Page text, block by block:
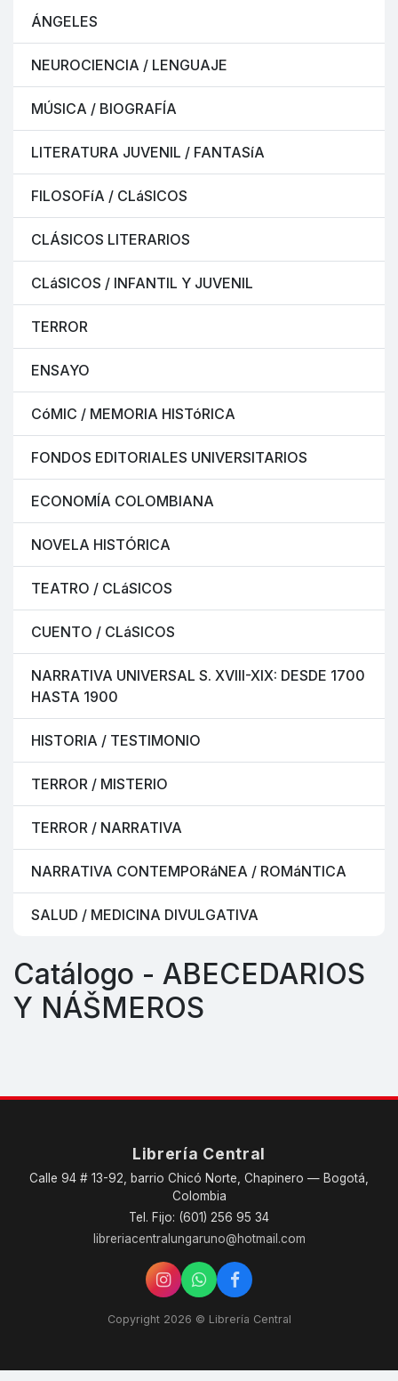
ÁNGELES
NEUROCIENCIA / LENGUAJE
MÚSICA / BIOGRAFÍA
LITERATURA JUVENIL / FANTASíA
FILOSOFíA / CLáSICOS
CLÁSICOS LITERARIOS
CLáSICOS / INFANTIL Y JUVENIL
TERROR
ENSAYO
CóMIC / MEMORIA HISTóRICA
FONDOS EDITORIALES UNIVERSITARIOS
ECONOMÍA COLOMBIANA
NOVELA HISTÓRICA
TEATRO / CLáSICOS
CUENTO / CLáSICOS
NARRATIVA UNIVERSAL S. XVIII-XIX: DESDE 1700
HASTA 1900
HISTORIA / TESTIMONIO
TERROR / MISTERIO
TERROR / NARRATIVA
NARRATIVA CONTEMPORáNEA / ROMáNTICA
SALUD / MEDICINA DIVULGATIVA
Catálogo - ABECEDARIOS
Y NÁŠMEROS
Librería Central
Calle 94 # 13-92, barrio Chicó Norte, Chapinero — Bogotá,
Colombia
Tel. Fijo: (601) 256 95 34
libreriacentralungaruno@hotmail.com
Copyright 2026 © Librería Central